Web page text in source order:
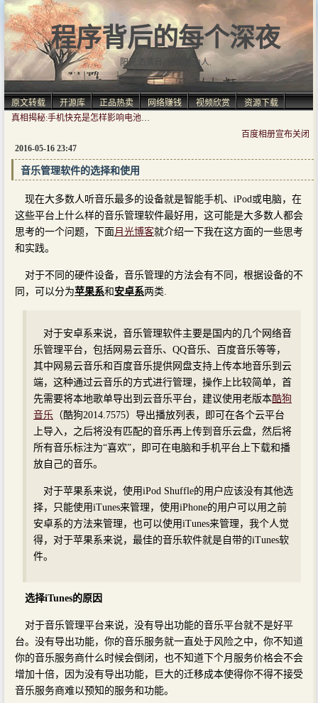
程序背后的每个深夜
阳光洒满肩, 仿佛自由人.
原文转载 开源库 正品热卖 网络赚钱 视频欣赏
资源下载
真相揭秘:手机快充是怎样影响电池寿命的
百度相册宣布关闭
2016-05-16 23:47
音乐管理软件的选择和使用
现在大多数人听音乐最多的设备就是智能手机、iPod或电脑，在
这些平台上什么样的音乐管理软件最好用，这可能是大多数人都会
思考的一个问题，下面月光博客就介绍一下我在这方面的一些思考
和实践。
对于不同的硬件设备，音乐管理的方法会有不同，根据设备的不
同，可以分为苹果系和 安卓系两类.
对于安卓系来说，音乐管理软件主要是国内的几个网络音
乐管理平台，包括网易云音乐、QQ音乐、百度音乐等等，
其中网易云音乐和百度音乐提供网盘支持上传本地音乐到云
端，这种通过云音乐的方式进行管理，操作上比较简单，首
先需要将本地歌单导出到云音乐平台，建议使用老版本酷狗
音乐 （酷狗2014.7575）导出播放列表，即可在各个云平台
上导入，之后将没有匹配的音乐再上传到音乐云盘，然后将
所有音乐标注为“喜欢”，即可在电脑和手机平台上下载和播
放自己的音乐。
对于苹果系来说，使用iPod Shuffle的用户应该没有其他选
择，只能使用iTunes来管理，使用iPhone的用户可以用之前
安卓系的方法来管理，也可以使用iTunes来管理，我个人觉
得，对于苹果系来说，最佳的音乐软件就是自带的iTunes软
件。
选择iTunes的原因
对于音乐管理平台来说，没有导出功能的音乐平台就不是好平
台。没有导出功能，你的音乐服务就一直处于风险之中，你不知道
你的音乐服务商什么时候会倒闭，也不知道下个月服务价格会不会
增加十倍，因为没有导出功能，巨大的迁移成本使得你不得不接受
音乐服务商难以预知的服务和功能。